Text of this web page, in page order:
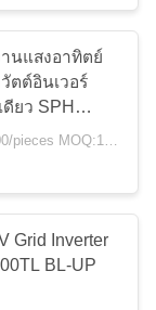
8
านแสงอาทิตย์
ตต์อินเวอร์
ดียว SPH
$1,146.00 - $1,489.00/pieces MOQ:10 ชิ้น
Grid Inverter
BL-UP